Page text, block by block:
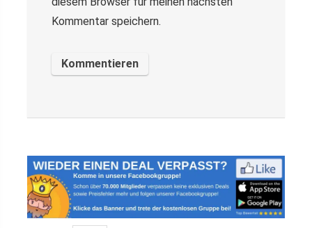
Kommentar speichern.